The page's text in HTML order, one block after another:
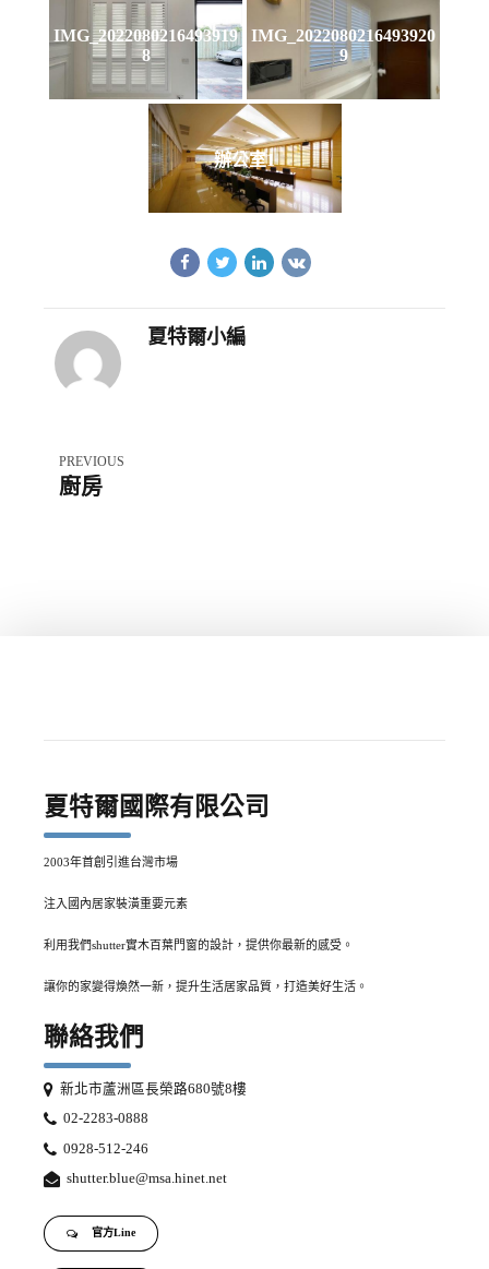
IMG_2022080216493919
8
IMG_2022080216493920
9
辦公室1
夏特爾小編
PREVIOUS
廚房
夏特爾國際有限公司
2003年首創引進台灣市場
注入國內居家裝潢重要元素
利用我們shutter實木百葉門窗的設計，提供你最新的感受。
讓你的家變得煥然一新，提升生活居家品質，打造美好生活。
聯絡我們
新北市蘆洲區長榮路680號8樓
02-2283-0888
0928-512-246
shutter.blue@msa.hinet.net
官方Line